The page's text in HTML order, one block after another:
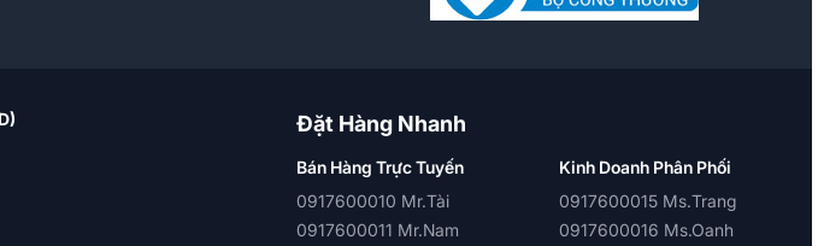
Đặt Hàng Nhanh
Bán Hàng Trực Tuyến
0917600010 Mr.Tài
0917600011 Mr.Nam
Kinh Doanh Phân Phối
0917600015 Ms.Trang
0917600016 Ms.Oanh